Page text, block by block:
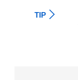
TIP